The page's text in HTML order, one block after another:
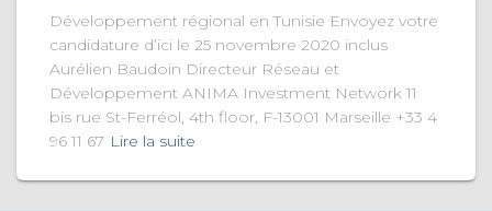
Développement régional en Tunisie Envoyez votre
candidature d’ici le 25 novembre 2020 inclus
Aurélien Baudoin Directeur Réseau et
Développement ANIMA Investment Network 11
bis rue St-Ferréol, 4th floor, F-13001 Marseille +33 4
96 11 67 Lire la suite